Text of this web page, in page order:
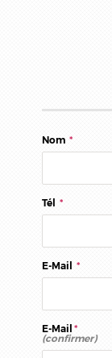
Nom *
Tél *
E-Mail *
E-Mail *
(confirmer)